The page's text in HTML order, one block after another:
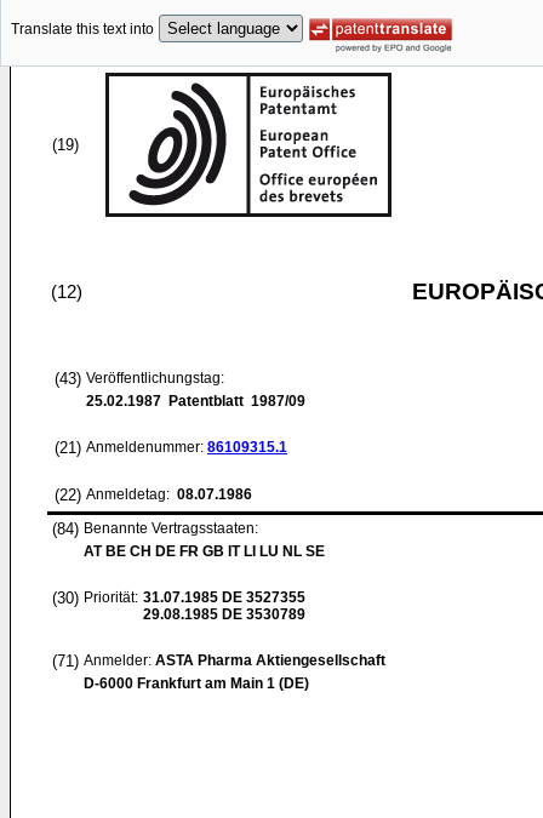
Translate this text into
(19)
(12)
(43) Veröffentlichungstag:
25.02.1987 Patentblatt 1987/09
(21) Anmeldenummer: 86109315.1
(22) Anmeldetag: 08.07.1986
(84) Benannte Vertragsstaaten:
AT BE CH DE FR GB IT LI LU NL SE
(30) Priorität: 31.07.1985 DE 3527355
29.08.1985 DE 3530789
(71) Anmelder: ASTA Pharma Aktiengesellschaft
D-6000 Frankfurt am Main 1 (DE)